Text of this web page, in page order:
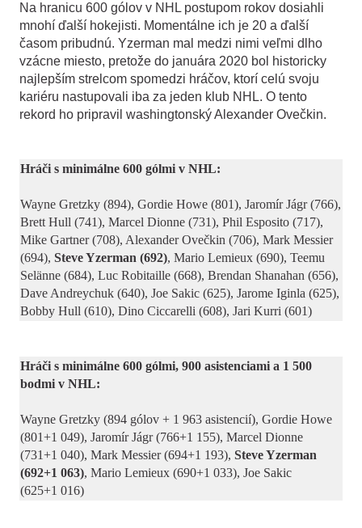
Na hranicu 600 gólov v NHL postupom rokov dosiahli
mnohí ďalší hokejisti. Momentálne ich je 20 a ďalší
časom pribudnú. Yzerman mal medzi nimi veľmi dlho
vzácne miesto, pretože do januára 2020 bol historicky
najlepším strelcom spomedzi hráčov, ktorí celú svoju
kariéru nastupovali iba za jeden klub NHL. O tento
rekord ho pripravil washingtonský Alexander Ovečkin.
Hráči s minimálne 600 gólmi v NHL:
Wayne Gretzky (894), Gordie Howe (801), Jaromír Jágr (766),
Brett Hull (741), Marcel Dionne (731), Phil Esposito (717),
Mike Gartner (708), Alexander Ovečkin (706), Mark Messier
(694), Steve Yzerman (692), Mario Lemieux (690), Teemu
Selänne (684), Luc Robitaille (668), Brendan Shanahan (656),
Dave Andreychuk (640), Joe Sakic (625), Jarome Iginla (625),
Bobby Hull (610), Dino Ciccarelli (608), Jari Kurri (601)
Hráči s minimálne 600 gólmi, 900 asistenciami a 1 500
bodmi v NHL:
Wayne Gretzky (894 gólov + 1 963 asistencií), Gordie Howe
(801+1 049), Jaromír Jágr (766+1 155), Marcel Dionne
(731+1 040), Mark Messier (694+1 193), Steve Yzerman
(692+1 063), Mario Lemieux (690+1 033), Joe Sakic
(625+1 016)